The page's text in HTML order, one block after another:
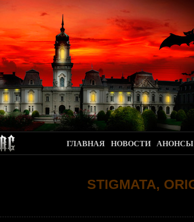
ГЛАВНАЯ НОВОСТИ АНОНСЫ
STIGMATA,